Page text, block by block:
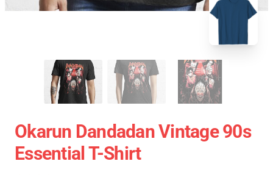
Okarun Dandadan Vintage 90s
Essential T-Shirt